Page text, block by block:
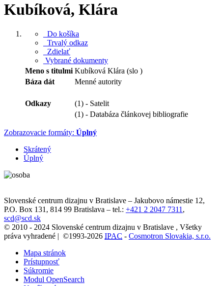
Kubíková, Klára
Do košíka
Trvalý odkaz
Zdielať
Vybrané dokumenty
Meno s titulmi Kubíková Klára (slo )
Báza dát
Menné autority
Odkazy
(1) - Satelit
(1) - Databáza článkovej bibliografie
Zobrazovacie formáty: Úplný
Skrátený
Úplný
Slovenské centrum dizajnu v Bratislave – Jakubovo námestie 12,
P.O. Box 131, 814 99 Bratislava – tel.: +421 2 2047 7311 ,
scd@scd.sk
© 2010 - 2024 Slovenské centrum dizajnu v Bratislave , Všetky
práva vyhradené | ©1993-2026 IPAC - Cosmotron Slovakia, s.r.o.
Mapa stránok
Prístupnosť
Súkromie
Modul OpenSearch